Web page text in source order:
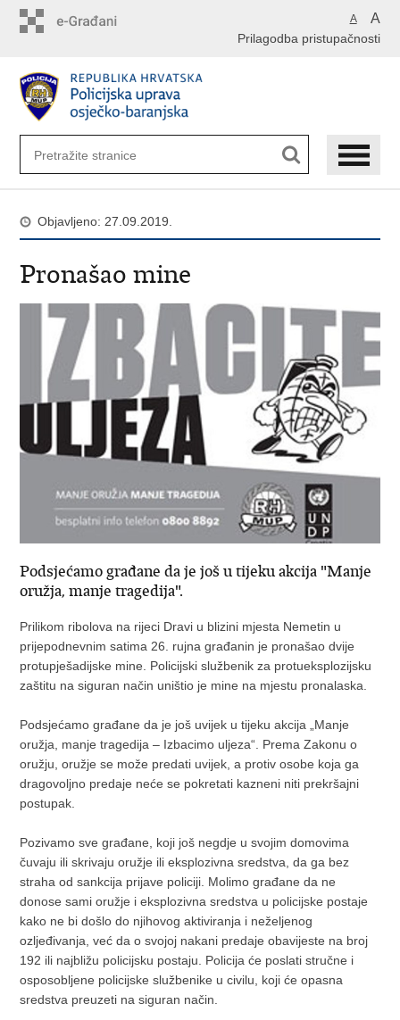
A A
Prilagodba pristupačnosti
Objavljeno: 27.09.2019.
Pronašao mine
Podsjećamo građane da je još u tijeku akcija "Manje
oružja, manje tragedija".
Prilikom ribolova na rijeci Dravi u blizini mjesta Nemetin u
prijepodnevnim satima 26. rujna građanin je pronašao dvije
protupješadijske mine. Policijski službenik za protueksplozijsku
zaštitu na siguran način uništio je mine na mjestu pronalaska.
Podsjećamo građane da je još uvijek u tijeku akcija „Manje
oružja, manje tragedija – Izbacimo uljeza“. Prema Zakonu o
oružju, oružje se može predati uvijek, a protiv osobe koja ga
dragovoljno predaje neće se pokretati kazneni niti prekršajni
postupak.
Pozivamo sve građane, koji još negdje u svojim domovima
čuvaju ili skrivaju oružje ili eksplozivna sredstva, da ga bez
straha od sankcija prijave policiji. Molimo građane da ne
donose sami oružje i eksplozivna sredstva u policijske postaje
kako ne bi došlo do njihovog aktiviranja i neželjenog
ozljeđivanja, već da o svojoj nakani predaje obavijeste na broj
192 ili najbližu policijsku postaju. Policija će poslati stručne i
osposobljene policijske službenike u civilu, koji će opasna
sredstva preuzeti na siguran način.